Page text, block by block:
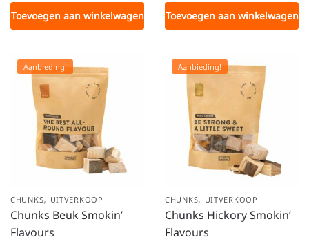
Toevoegen aan winkelwagen Toevoegen aan winkelwagen
Aanbieding!
CHUNKS, UITVERKOOP
Chunks Beuk Smokin’
Flavours
Aanbieding!
CHUNKS, UITVERKOOP
Chunks Hickory Smokin’
Flavours